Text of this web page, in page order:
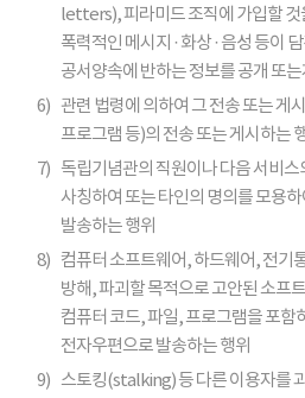
letters), 피라미드 조직에 가입할 것
폭력적인 메시지 · 화상 · 음성 등이
공서양속에 반하는 정보를 공개 또
6) 관련 법령에 의하여 그 전송 또는 게
프로그램 등)의 전송 또는 게시하는
7) 독립기념관의 직원이나 다음 서비
사칭하여 또는 타인의 명의를 모용
발송하는 행위
8) 컴퓨터 소프트웨어, 하드웨어, 전기
방해, 파괴할 목적으로 고안된 소프
컴퓨터 코드, 파일, 프로그램을 포함
전자우편으로 발송하는 행위
9) 스토킹(stalking) 등 다른 이용자를